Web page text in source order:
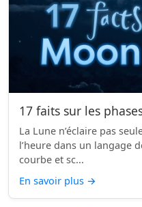
17 faits sur les
La Lune n’éclaire pas
l’heure dans un langage
courbe et sc...
En savoir plus →